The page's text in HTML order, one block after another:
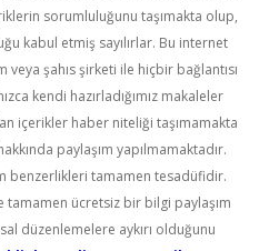
sorumluluğunu taşımakta olup,
kabul etmiş sayılırlar. Bu internet
şahıs şirketi ile hiçbir bağlantısı
kendi hazırladığımız makaleler
içerikler haber niteliği taşımamakta
paylaşım yapılmamaktadır.
benzerlikleri tamamen tesadüfidir.
tamamen ücretsiz bir bilgi paylaşım
düzenlemelere aykırı olduğunu